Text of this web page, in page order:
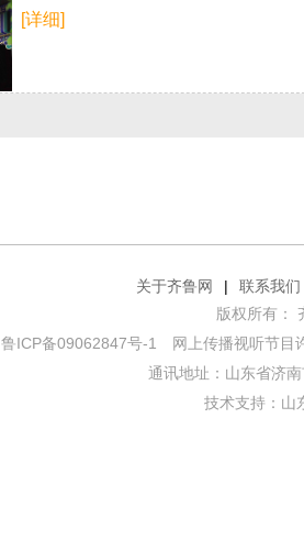
[详细]
关于齐鲁网 |
联系我们
版权所有：
鲁ICP备09062847号-1 网上传播视听节目
通讯地址：山东省济
技术支持： 山